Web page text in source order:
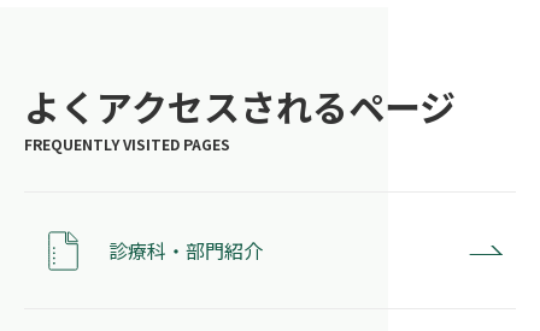
よくアクセスされるページ
診療科・部門紹介